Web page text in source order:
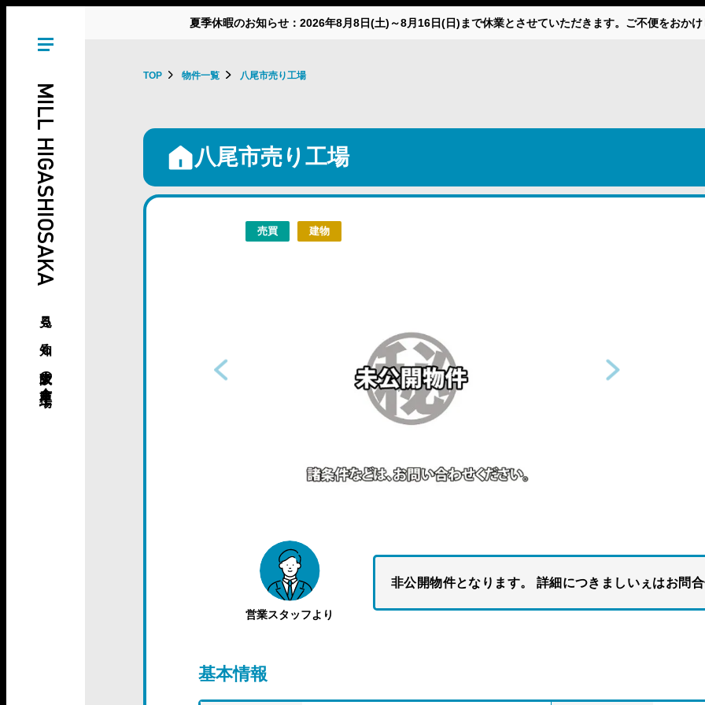
夏季休暇のお知らせ：2026年8月8日(土)～8月16日(日)まで休業とさせていただきます。ご不便をおかけ
MILL HIGASHIOSAKA
見る、知る、東大阪の倉庫･工場
TOP 物件一覧 八尾市売り工場
八尾市売り工場
売買 建物
営業スタッフより
非公開物件となります。 詳細につきましいぇはお問合
基本情報